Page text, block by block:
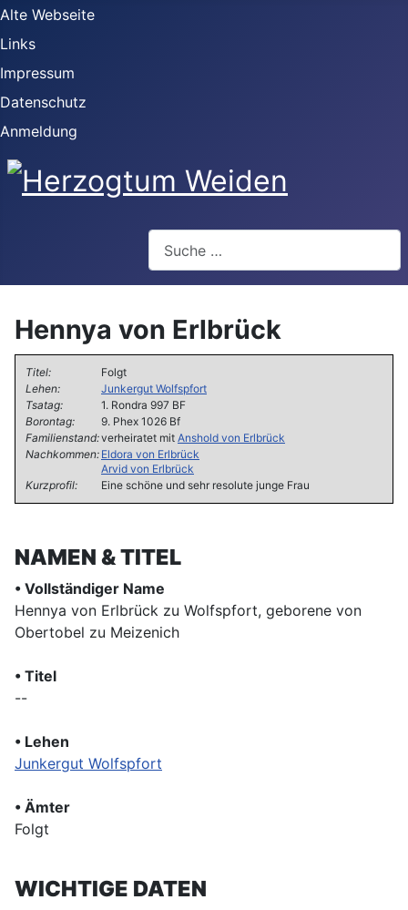
Alte Webseite
Links
Impressum
Datenschutz
Anmeldung
Hennya von Erlbrück
Titel:
Folgt
Lehen:
Junkergut Wolfspfort
Tsatag:
1. Rondra 997 BF
Borontag:
9. Phex 1026 Bf
Familienstand:verheiratet mit Anshold von Erlbrück
Nachkommen: Eldora von Erlbrück
Arvid von Erlbrück
Kurzprofil:
Eine schöne und sehr resolute junge Frau
NAMEN & TITEL
• Vollständiger Name
Hennya von Erlbrück zu Wolfspfort, geborene von
Obertobel zu Meizenich
• Titel
--
• Lehen
Junkergut Wolfspfort
• Ämter
Folgt
WICHTIGE DATEN